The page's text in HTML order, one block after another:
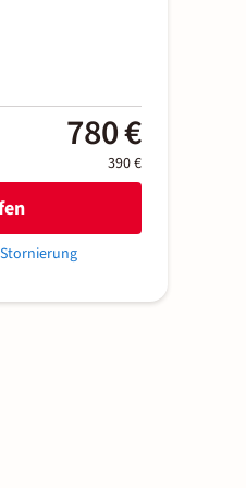
780 €
390 €